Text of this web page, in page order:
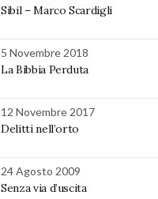
Sibil – Marco Scardigli
5 Novembre 2018
La Bibbia Perduta
12 Novembre 2017
Delitti nell’orto
24 Agosto 2009
Senza via d’uscita